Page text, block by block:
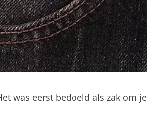
was eerst bedoeld als zak om je